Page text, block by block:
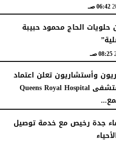
06:42 صـ
الحاج محمود حبيبة
08:25 صـ
وأستشاريون تعلن اعتماد
تصميمات مستشفى Queens Royal Hospital
جدة رخيص مع خدمة توصيل